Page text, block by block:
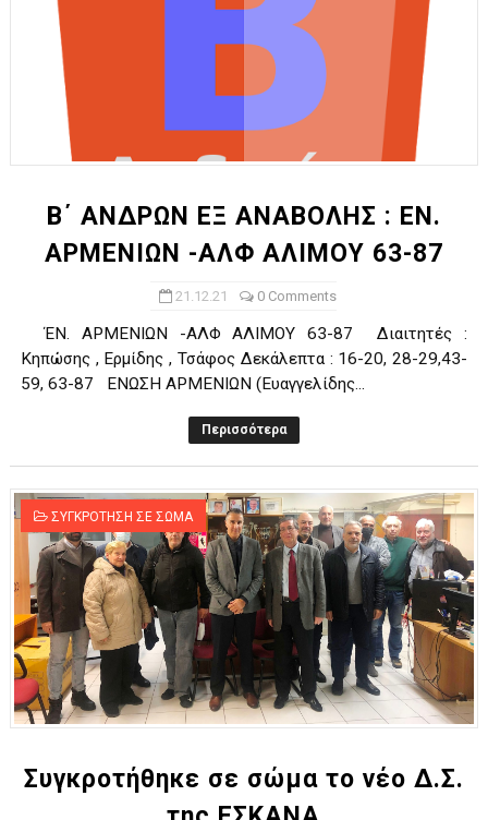
Β΄ ΑΝΔΡΩΝ ΕΞ ΑΝΑΒΟΛΗΣ : ΕΝ.
ΑΡΜΕΝΙΩΝ -ΑΛΦ ΑΛΙΜΟΥ 63-87
21.12.21 0 Comments
ΈΝ. ΑΡΜΕΝΙΩΝ -ΑΛΦ ΑΛΙΜΟΥ 63-87 Διαιτητές :
Κηπώσης , Ερμίδης , Τσάφος Δεκάλεπτα : 16-20, 28-29,43-
59, 63-87 ΕΝΩΣΗ ΑΡΜΕΝΙΩΝ (Ευαγγελίδης...
Περισσότερα
ΣΥΓΚΡΟΤΗΣΗ ΣΕ ΣΩΜΑ
Συγκροτήθηκε σε σώμα το νέο Δ.Σ.